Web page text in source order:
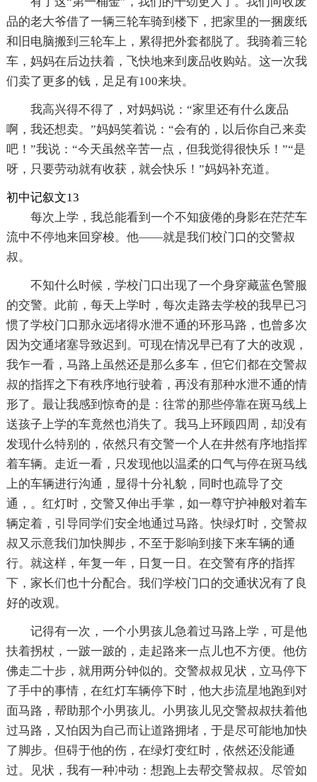
品的老大爷借了一辆三轮车骑到楼下，把家里的一捆废纸
和旧电脑搬到三轮车上，累得把外套都脱了。我骑着三轮
车，妈妈在后边扶着，飞快地来到废品收购站。这一次我
们卖了更多的钱，足足有100来块。
我高兴得不得了，对妈妈说：“家里还有什么废品
啊，我还想卖。”妈妈笑着说：“会有的，以后你自己来卖
吧！”我说：“今天虽然辛苦一点，但我觉得很快乐！”“是
呀，只要劳动就有收获，就会快乐！”妈妈补充道。
初中记叙文13
每次上学，我总能看到一个不知疲倦的身影在茫茫车
流中不停地来回穿梭。他——就是我们校门口的交警叔
叔。
不知什么时候，学校门口出现了一个身穿藏蓝色警服
的交警。此前，每天上学时，每次走路去学校的我早已习
惯了学校门口那永远堵得水泄不通的环形马路，也曾多次
因为交通堵塞导致迟到。可现在情况早已有了大的改观，
我乍一看，马路上虽然还是那么多车，但它们都在交警叔
叔的指挥之下有秩序地行驶着，再没有那种水泄不通的情
形了。最让我感到惊奇的是：往常的那些停靠在斑马线上
送孩子上学的车竟然也消失了。我马上环顾四周，却没有
发现什么特别的，依然只有交警一个人在井然有序地指挥
着车辆。走近一看，只发现他以温柔的口气与停在斑马线
上的车辆进行沟通，显得十分礼貌，同时也疏导了交
通，。红灯时，交警又伸出手掌，如一尊守护神般对着车
辆定着，引导同学们安全地通过马路。快绿灯时，交警叔
叔又示意我们加快脚步，不至于影响到接下来车辆的通
行。就这样，年复一年，日复一日。在交警有序的指挥
下，家长们也十分配合。我们学校门口的交通状况有了良
好的改观。
记得有一次，一个小男孩儿急着过马路上学，可是他
扶着拐杖，一跛一跛的，走起路来一点儿也不方便。他仿
佛走二十步，就用两分钟似的。交警叔叔见状，立马停下
了手中的事情，在红灯车辆停下时，他大步流星地跑到对
面马路，帮助那个小男孩儿。小男孩儿见交警叔叔扶着他
过马路，又怕因为自己而让道路拥堵，于是尽可能地加快
了脚步。但碍于他的伤，在绿灯变红时，依然还没能通
过。见状，我有一种冲动：想跑上去帮交警叔叔。尽管如